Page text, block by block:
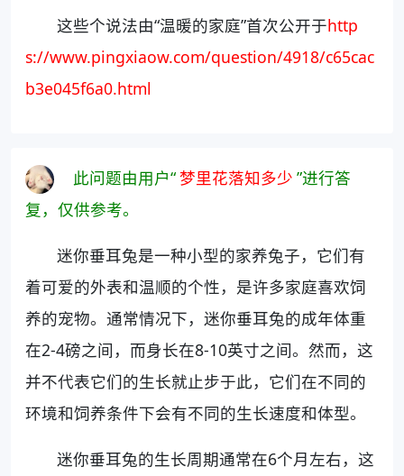
这些个说法由“温暖的家庭”首次公开于http
s://www.pingxiaow.com/question/4918/c65cac
b3e045f6a0.html
此问题由用户“梦里花落知多少 ”进行答
复，仅供参考。
迷你垂耳兔是一种小型的家养兔子，它们有
着可爱的外表和温顺的个性，是许多家庭喜欢饲
养的宠物。通常情况下，迷你垂耳兔的成年体重
在2-4磅之间，而身长在8-10英寸之间。然而，这
并不代表它们的生长就止步于此，它们在不同的
环境和饲养条件下会有不同的生长速度和体型。
迷你垂耳兔的生长周期通常在6个月左右，这